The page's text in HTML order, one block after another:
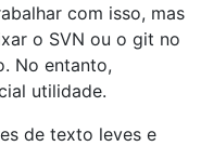
com isso, mas
o SVN ou o git no
No entanto,
utilidade.
de texto leves e